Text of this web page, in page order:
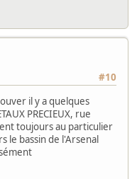
#10
il y a quelques
PRECIEUX, rue
toujours au particulier
le bassin de l'Arsenal